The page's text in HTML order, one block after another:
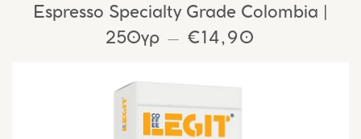
Espresso Specialty Grade Colombia |
250γρ
— ΚΑΝΟΝΙΚΉ ΤΙΜΉ
€14,90